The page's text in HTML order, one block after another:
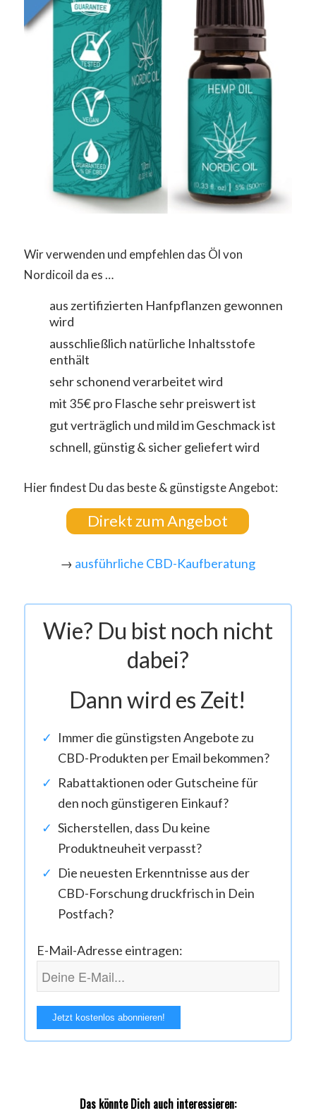
Wir verwenden und empfehlen das Öl von
Nordicoil da es …
aus zertifizierten Hanfpflanzen gewonnen
wird
ausschließlich natürliche Inhaltsstofe
enthält
sehr schonend verarbeitet wird
mit 35€ pro Flasche sehr preiswert ist
gut verträglich und mild im Geschmack ist
schnell, günstig & sicher geliefert wird
Hier findest Du das beste & günstigste Angebot:
Direkt zum Angebot
→ ausführliche CBD-Kaufberatung
Wie? Du bist noch nicht
dabei?
Dann wird es Zeit!
Immer die günstigsten Angebote zu
CBD-Produkten per Email bekommen?
Rabattaktionen oder Gutscheine für
den noch günstigeren Einkauf?
Sicherstellen, dass Du keine
Produktneuheit verpasst?
Die neuesten Erkenntnisse aus der
CBD-Forschung druckfrisch in Dein
Postfach?
E-Mail-Adresse eintragen:
Das könnte Dich auch interessieren: